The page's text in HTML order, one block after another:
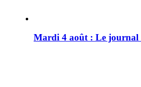
Mardi 4 août : Le journal